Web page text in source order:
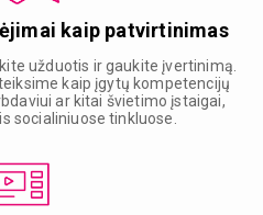
kaip patvirtinimas
užduotis ir gaukite įvertinimą.
kaip įgytų kompetencijų
ar kitai švietimo įstaigai,
socialiniuose tinkluose.